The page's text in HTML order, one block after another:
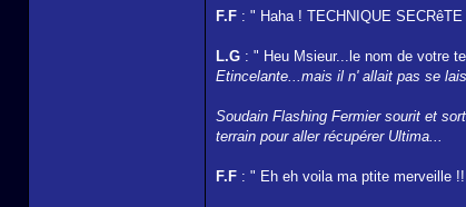
F.F : " Haha ! TECHNIQUE
L.G : " Heu Msieur...le nom de votre
Etincelante...mais il n' allait pas se
Soudain Flashing Fermier sourit et
terrain pour aller récupérer Ultima...
F.F : " Eh eh voila ma ptite merveille